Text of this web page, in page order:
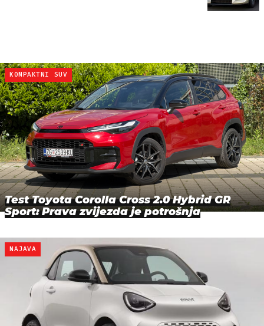
KOMPAKTNI SUV
Test Toyota Corolla Cross 2.0 Hybrid GR
Sport: Prava zvijezda je potrošnja
NAJAVA